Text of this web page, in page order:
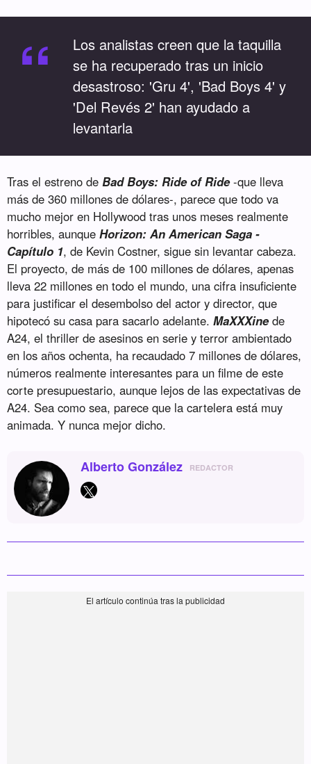
“
Los analistas creen que la taquilla
se ha recuperado tras un inicio
desastroso: 'Gru 4', 'Bad Boys 4' y
'Del Revés 2' han ayudado a
levantarla
Tras el estreno deBad Boys: Ride of Ride-que lleva
más de 360 millones de dólares-, parece que todo va
mucho mejor en Hollywood tras unos meses realmente
horribles, aunqueHorizon: An American Saga -
Capítulo 1, de Kevin Costner, sigue sin levantar cabeza.
El proyecto, de más de 100 millones de dólares, apenas
lleva 22 millones en todo el mundo, una cifra insuficiente
para justificar el desembolso del actor y director, que
hipotecó su casa para sacarlo adelante.MaXXXinede
A24, el thriller de asesinos en serie y terror ambientado
en los años ochenta, ha recaudado 7 millones de dólares,
números realmente interesantes para un filme de este
corte presupuestario, aunque lejos de las expectativas de
A24. Sea como sea, parece que la cartelera está muy
animada. Y nunca mejor dicho.
Alberto González REDACTOR